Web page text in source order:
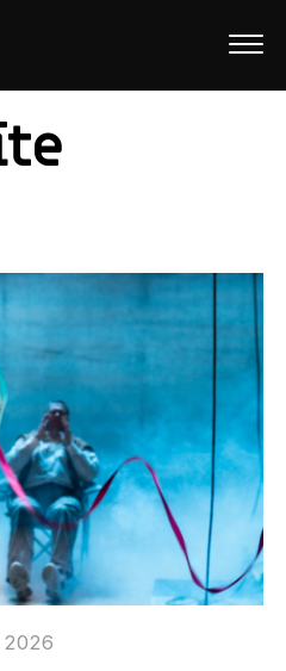
2026